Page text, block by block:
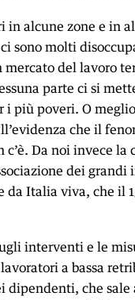
in alcune zone e in
sono molti
del lavoro
parte ci si
i più poveri. O
che il
Da noi invece la
dei
da Italia viva, che il
interventi e le
a bassa
dipendenti, che sale